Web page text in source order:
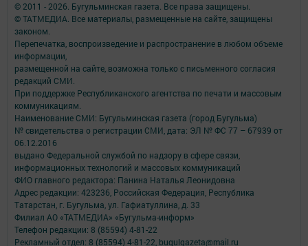
© 2011 - 2026. Бугульминская газета. Все права защищены.
© ТАТМЕДИА. Все материалы, размещенные на сайте, защищены
законом.
Перепечатка, воспроизведение и распространение в любом объеме
информации,
размещенной на сайте, возможна только с письменного согласия
редакций СМИ.
При поддержке Республиканского агентства по печати и массовым
коммуникациям.
Наименование СМИ: Бугульминская газета (город Бугульма)
№ свидетельства о регистрации СМИ, дата: ЭЛ № ФС 77 – 67939 от
06.12.2016
выдано Федеральной службой по надзору в сфере связи,
информационных технологий и массовых коммуникаций
ФИО главного редактора: Панина Наталья Леонидовна
Адрес редакции: 423236, Российская Федерация, Республика
Татарстан, г. Бугульма, ул. Гафиатуллина, д. 33
Филиал АО «ТАТМЕДИА» «Бугульма-информ»
Телефон редакции: 8 (85594) 4-81-22
Рекламный отдел: 8 (85594) 4-81-22, bugulgazeta@mail.ru